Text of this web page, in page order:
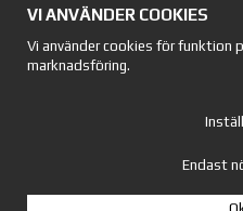
OM OSS
TILLVERKSTADEN.SE Säljer
lagret och garaget. På vår sida
VI ANVÄNDER COOKIES
Vi använder cookies för funktion
marknadsföring.
Endast